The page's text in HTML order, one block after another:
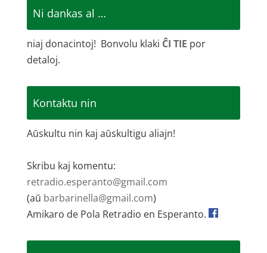
Ni dankas al …
niaj donacintoj! Bonvolu klaki ĈI TIE por
detaloj.
Kontaktu nin
Aŭskultu nin kaj aŭskultigu aliajn!
Skribu kaj komentu:
retradio.esperanto@gmail.com
(aŭ barbarinella@gmail.com)
Amikaro de Pola Retradio en Esperanto.